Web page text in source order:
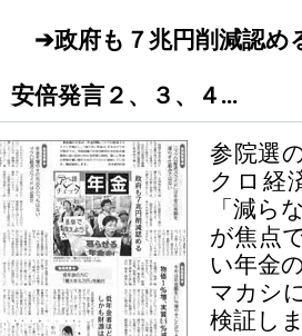
➔政府も７兆円削減認め
安倍発言２、３、４...
参院選
クロ経
「減ら
が焦点
い年金
マカシ
検証し